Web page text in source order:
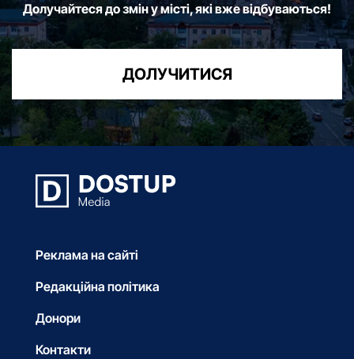
Долучайтеся до змін у місті, які вже відбуваються!
ДОЛУЧИТИСЯ
Реклама на сайті
Редакційна політика
Донори
Контакти